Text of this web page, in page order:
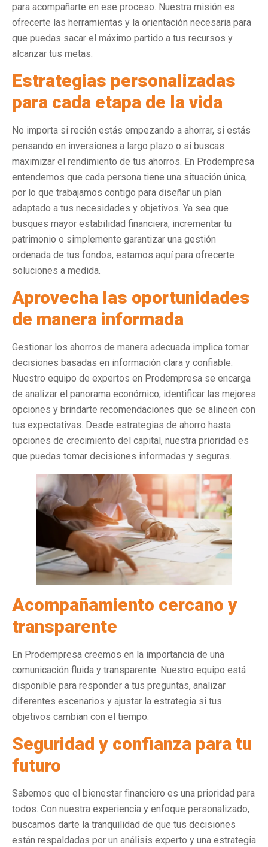
para acompañarte en ese proceso. Nuestra misión es
ofrecerte las herramientas y la orientación necesaria para
que puedas sacar el máximo partido a tus recursos y
alcanzar tus metas.
Estrategias personalizadas
para cada etapa de la vida
No importa si recién estás empezando a ahorrar, si estás
pensando en inversiones a largo plazo o si buscas
maximizar el rendimiento de tus ahorros. En Prodempresa
entendemos que cada persona tiene una situación única,
por lo que trabajamos contigo para diseñar un plan
adaptado a tus necesidades y objetivos. Ya sea que
busques mayor estabilidad financiera, incrementar tu
patrimonio o simplemente garantizar una gestión
ordenada de tus fondos, estamos aquí para ofrecerte
soluciones a medida.
Aprovecha las oportunidades
de manera informada
Gestionar los ahorros de manera adecuada implica tomar
decisiones basadas en información clara y confiable.
Nuestro equipo de expertos en Prodempresa se encarga
de analizar el panorama económico, identificar las mejores
opciones y brindarte recomendaciones que se alineen con
tus expectativas. Desde estrategias de ahorro hasta
opciones de crecimiento del capital, nuestra prioridad es
que puedas tomar decisiones informadas y seguras.
Acompañamiento cercano y
transparente
En Prodempresa creemos en la importancia de una
comunicación fluida y transparente. Nuestro equipo está
disponible para responder a tus preguntas, analizar
diferentes escenarios y ajustar la estrategia si tus
objetivos cambian con el tiempo.
Seguridad y confianza para tu
futuro
Sabemos que el bienestar financiero es una prioridad para
todos. Con nuestra experiencia y enfoque personalizado,
buscamos darte la tranquilidad de que tus decisiones
están respaldadas por un análisis experto y una estrategia